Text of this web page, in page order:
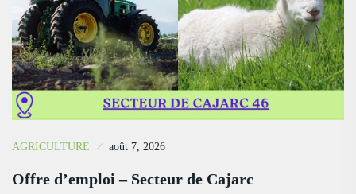
AGRICULTURE août 7, 2026
Offre d’emploi – Secteur de Cajarc